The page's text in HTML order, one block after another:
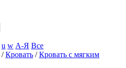
u w А-Я Все
/Кровать /Кровать с мягким